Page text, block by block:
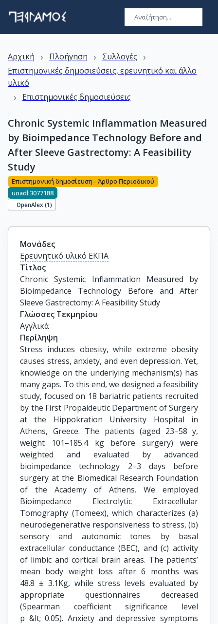
Αρχική › Πλοήγηση › Συλλογές ›
Επιστημονικές δημοσιεύσεις, ερευνητικό και άλλο
υλικό
› Επιστημονικές δημοσιεύσεις
Chronic Systemic Inflammation Measured
by Bioimpedance Technology Before and
After Sleeve Gastrectomy: A Feasibility
Study
Επιστημονική δημοσίευση - Άρθρο Περιοδικού
uoadl:3077188
OpenAlex (1)
Μονάδες
Ερευνητικό υλικό ΕΚΠΑ
Τίτλος
Chronic Systemic Inflammation Measured by
Bioimpedance Technology Before and After
Sleeve Gastrectomy: A Feasibility Study
Γλώσσες Τεκμηρίου
Αγγλικά
Περίληψη
Stress induces obesity, while extreme obesity
causes stress, anxiety, and even depression. Yet,
knowledge on the underlying mechanism(s) has
many gaps. To this end, we designed a feasibility
study, focused on 18 bariatric patients recruited
by the First Propaideutic Department of Surgery
at the Hippokration University Hospital in
Athens, Greece. The patients (aged 23–58 y,
weight 101–185.4 kg before surgery) were
weighted and evaluated by advanced
bioimpedance technology 2–3 days before
surgery at the Biomedical Research Foundation
of the Academy of Athens. We employed
Bioimpedance Electrolytic Extracellular
Tomography (Tomeex), which characterizes (a)
neurodegenerative responsiveness to stress, (b)
sensory and autonomic tones by basal
extracellular conductance (BEC), and (c) activity
of limbic and cortical brain areas. The patients’
mean body weight loss after 6 months was
48.8 ± 3.1Kg, while stress levels evaluated by
appropriate questionnaires decreased
(Spearman coefficient significance level
p &lt; 0.05). Anxiety and depressive symptoms